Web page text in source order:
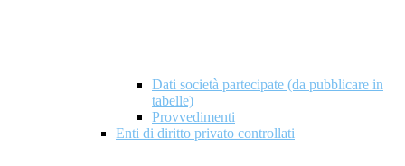
Dati società partecipate (da pubblicare in
tabelle)
Provvedimenti
Enti di diritto privato controllati